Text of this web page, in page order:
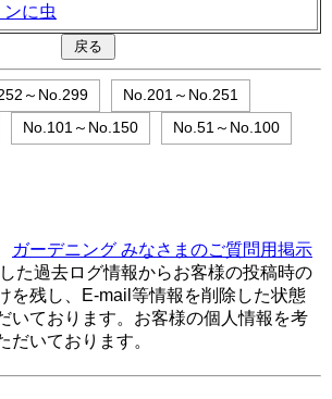
ンに虫
～No.299
No.201～No.251
No.101～No.150
No.51～No.100
ガーデニング みなさまのご質問用掲示
た過去ログ情報からお客様の投稿時の
を残し、E-mail等情報を削除した状態
いております。お客様の個人情報を考
だいております。